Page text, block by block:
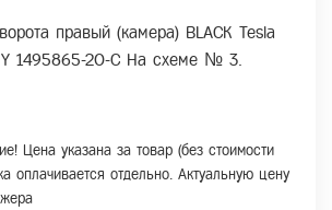
правый (камера) BLACK Tesla
1495865-20-C На схеме № 3.
Цена указана за товар (без стоимости
оплачивается отдельно. Актуальную цену